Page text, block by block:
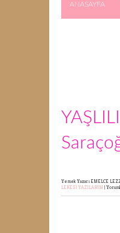
ANASAYFA
Yemek Yazarı EMELCE
LEKESİ YAZILARIM |